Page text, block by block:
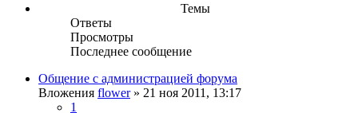
Темы
Ответы
Просмотры
Последнее сообщение
Общение с администрацией форума
Вложения flower» 21 ноя 2011, 13:17
1